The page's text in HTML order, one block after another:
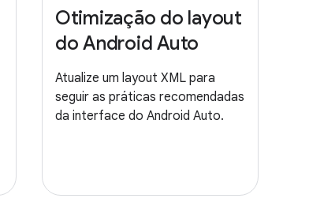
Otimização do layout
do Android Auto
Atualize um layout XML para
seguir as práticas recomendadas
da interface do Android Auto.